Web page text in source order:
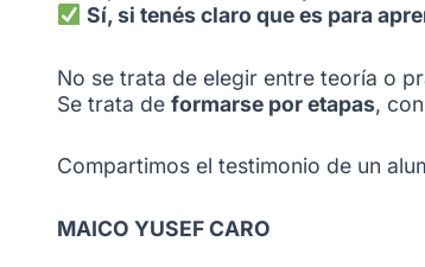
Sí, si tenés claro que es para
No se trata de elegir entre teoría o
Se trata de formarse por etapas,
Compartimos el testimonio de un
MAICO YUSEF CARO